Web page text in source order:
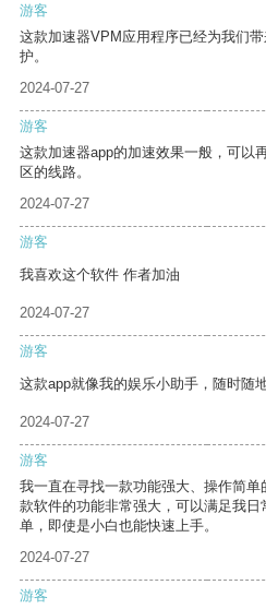
游客
这款加速器VPM应用程序已经为我们
护。
2024-07-27
游客
这款加速器app的加速效果一般，可以
区的线路。
2024-07-27
游客
我喜欢这个软件 作者加油
2024-07-27
游客
这款app就像我的娱乐小助手，随时随
2024-07-27
游客
我一直在寻找一款功能强大、操作简
款软件的功能非常强大，可以满足我
单，即使是小白也能快速上手。
2024-07-27
游客